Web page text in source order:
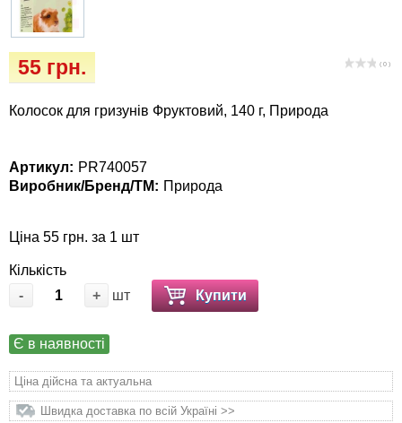
( 0 )
55 грн.
Колосок для гризунів Фруктовий, 140 г, Природа
Артикул: PR740057
Виробник/Бренд/ТМ: Природа
Ціна 55 грн. за 1 шт
Кількість
-
+ шт Купити
Є в наявності
Ціна дійсна та актуальна
Швидка доставка по всій Україні >>
Vet Diet Canine Wet - ветеринарные диеты
для собак
килимки
Миски, автогодівниці, поілки
Післяопераційні засоби та витратні
Товари для голубів